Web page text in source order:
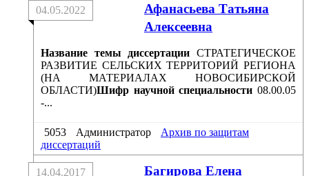
Афанасьева Татьяна
Алексеевна
04.05.2022
Название темы диссертации СТРАТЕГИЧЕСКОЕ
РАЗВИТИЕ СЕЛЬСКИХ ТЕРРИТОРИЙ РЕГИОНА
(НА МАТЕРИАЛАХ НОВОСИБИРСКОЙ
ОБЛАСТИ)Шифр научной специальности 08.00.05
-...
5053 Администратор
Архив по защитам
диссертаций
Багирова Елена
14.04.2017